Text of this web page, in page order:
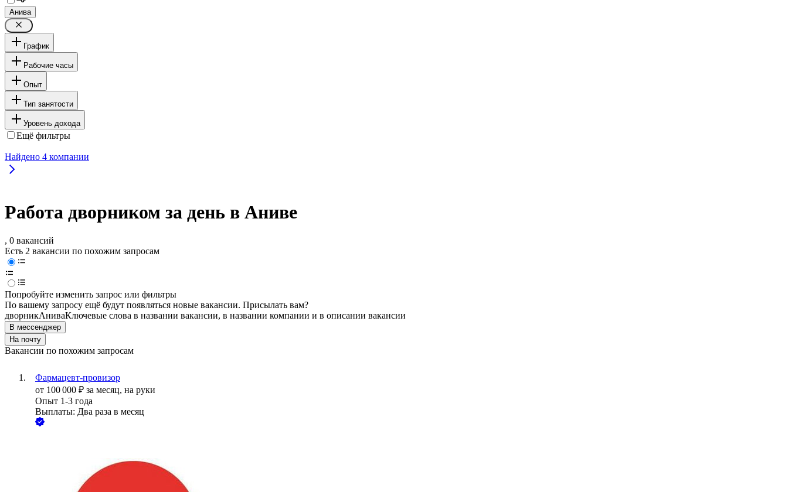
Анива
График
Рабочие часы
Опыт
Тип занятости
Уровень дохода
Ещё фильтры
Найдено 4 компании
Работа дворником за день в Аниве
, 0 вакансий
Есть 2 вакансии по похожим запросам
Попробуйте изменить запрос или фильтры
По вашему запросу ещё будут появляться новые вакансии. Присылать вам?
дворникАниваКлючевые слова в названии вакансии, в названии компании и в описании вакансии
В мессенджер
На почту
Вакансии по похожим запросам
Фармацевт-провизор
от 100 000 ₽ за месяц, на руки
Опыт 1-3 года
Выплаты: Два раза в месяц